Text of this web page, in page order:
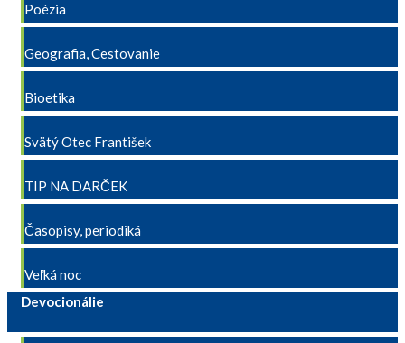
Poézia
Geografia, Cestovanie
Bioetika
Svätý Otec František
TIP NA DARČEK
Časopisy, periodiká
Veľká noc
Devocionálie